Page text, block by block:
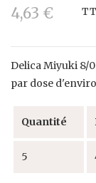
4,63 €
Delica Miyuki 8/
par dose
Quantité
5